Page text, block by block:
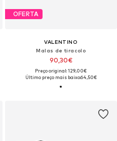
OFERTA
VALENTINO
Malas de tiracolo
90,30€
Preço original: 129,00€
Último preço mais baixo:64,50€